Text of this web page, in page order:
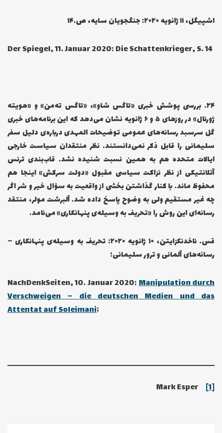
اشپیگل، ۱۱ ژانویه ۲۰۲۰: جنگجویان سایه، ص.۱۴
Der Spiegel, 11. Januar 2020: Die Schattenkrieger, S. 14
۲۴… بررسی پوشش خبری «تاگس شاو»، «تاگس ته‌من» و «هویته
ژورنال» در روزهای ۵ و ۶ ژانویه نشان می‌دهد که این برنامه‌های خبری
گل سرسبد رسانه‌های عمومی توضیحات المهدی درباره‌ی دلیل سفر
سلیمانی را قابل ذکر نمی‌دانستند. نظر منتقدان سیاست خارجی
ایالات متحده هم به همین نسبت شنیده نشد. قاب‌بندی ترنس
آتلانتیکی از نظر نزاکت سیاسی مقبول «دولت سرکش» اینجا هم
محفوظ ماند. با کنار گذاشتن بخشی از واقعیت به سؤال خیر و شر اگر
چه غیر مستقیم ولی به وضوح پاسخ داده شد. آلبرشت مولر، منتقد
رسانه‌ای این روش را «تحریف به وسیله‌ی پنهانکاری» می‌نامد.
قس. ناخدنکزایتن، ۱۰ ژانویه ۲۰۲۰: تحریف به وسیله‌ی پنهانکاری –
رسانه‌های آلمانی و ترور سلیمانی؛
NachDenkSeiten, 10. Januar 2020:Manipulation durch
Verschweigen – die deutschen Medien und das
Attentat auf Soleimani;
[1]